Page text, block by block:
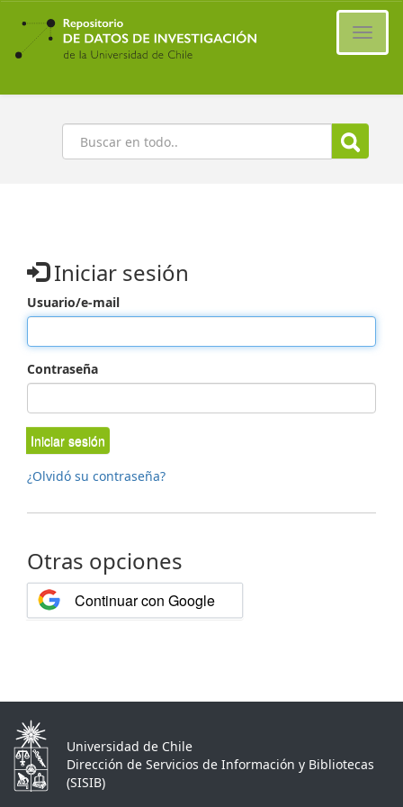
Ir
contenido
principal
Buscar
Iniciar sesión
Usuario/e-mail
Contraseña
Iniciar sesión
¿Olvidó su contraseña?
Otras opciones
Continuar con Google
Universidad de Chile
Dirección de Servicios de Información y Bibliotecas
(SISIB)